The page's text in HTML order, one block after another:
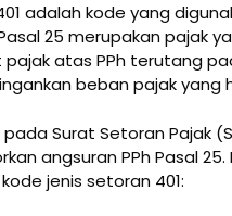
adalah kode yang
25 merupakan pajak
pajak atas PPh terutang
beban pajak yang
pada Surat Setoran Pajak
angsuran PPh Pasal
jenis setoran 401: